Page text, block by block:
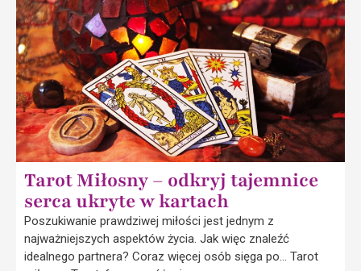
Tarot Miłosny – odkryj tajemnice
serca ukryte w kartach
Poszukiwanie prawdziwej miłości jest jednym z
najważniejszych aspektów życia. Jak więc znaleźć
idealnego partnera? Coraz więcej osób sięga po… Tarot